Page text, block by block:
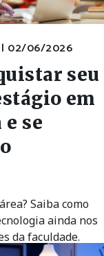
02/06/2026
seu
em
se
Saiba como
ainda nos
da faculdade.